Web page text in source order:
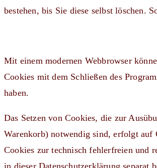
bestehen, bis Sie diese selbst löschen.
Mit einem modernen Webbrowser
Cookies mit dem Schließen des
haben.
Das Setzen von Cookies, die zur
Warenkorb) notwendig sind, erfolgt auf
Cookies zur technisch fehlerfreien und
in dieser Datenschutzerklärung separat